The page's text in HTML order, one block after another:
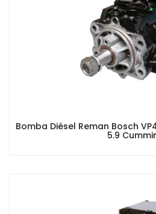
Bomba Diésel Reman Bosch
5.9